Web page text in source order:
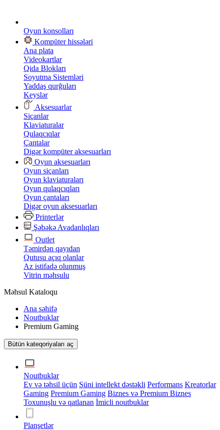
Oyun konsolları
Kompüter hissələri
Ana plata
Videokartlar
Qida Blokları
Soyutma Sistemləri
Yaddaş qurğuları
Keyslər
Aksesuarlar
Siçanlar
Klaviaturalar
Qulaqcıqlar
Çantalar
Digər kompüter aksesuarları
Oyun aksesuarları
Oyun siçanları
Oyun klaviaturaları
Oyun qulaqcıqları
Oyun çantaları
Digər oyun aksesuarları
Printerlər
Şəbəkə Avadanlıqları
Outlet
Təmirdən qayıdan
Qutusu açıq olanlar
Az istifadə olunmuş
Vitrin məhsulu
Məhsul Kataloqu
Ana səhifə
Noutbuklar
Premium Gaming
Bütün kateqoriyaları aç
Noutbuklar
Ev və təhsil üçün Süni intellekt dəstəkli Performans Kreatorlar
Gaming Premium Gaming Biznes və Premium Biznes
Toxunuşlu və qatlanan İmicli noutbuklar
Planşetlər